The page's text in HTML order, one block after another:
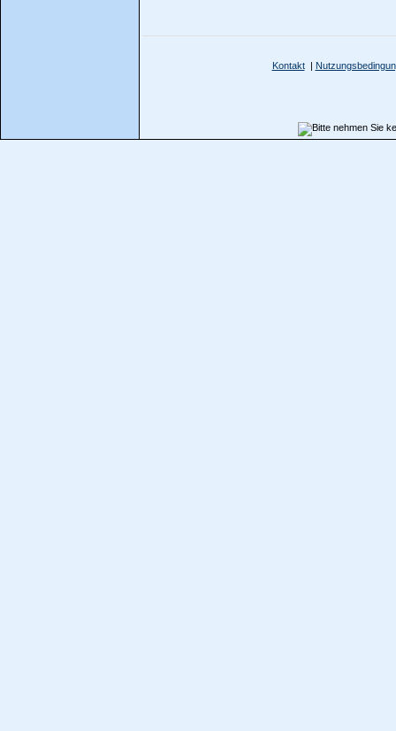
Kontakt|